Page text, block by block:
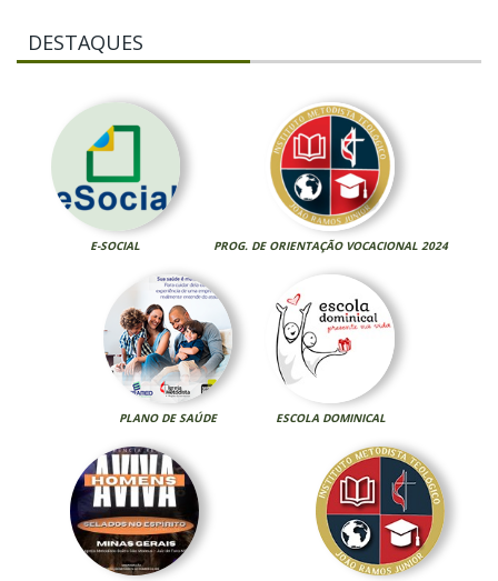
DESTAQUES
E-SOCIAL PROG. DE ORIENTAÇÃO VOCACIONAL 2024
PLANO DE SAÚDE ESCOLA DOMINICAL